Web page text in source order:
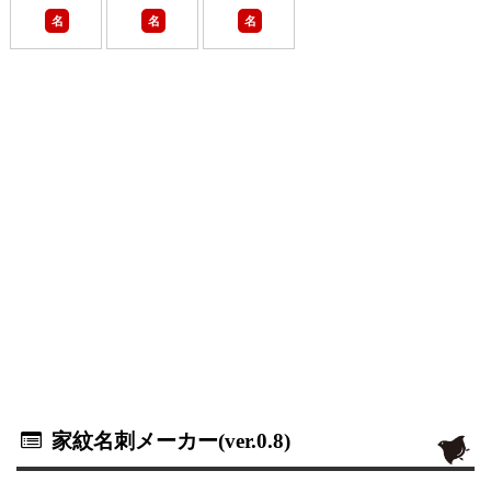
名 名 名
家紋名刺メーカー(ver.0.8)